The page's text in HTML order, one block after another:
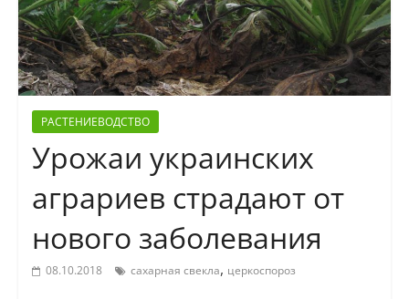
РАСТЕНИЕВОДСТВО
Урожаи украинских
аграриев страдают от
нового заболевания
08.10.2018 сахарная свекла, церкоспороз